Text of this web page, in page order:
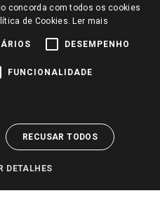
concorda com todos os cookies
de Cookies. Ler mais
DESEMPENHO
FUNCIONALIDADE
RECUSAR TODOS
DETALHES